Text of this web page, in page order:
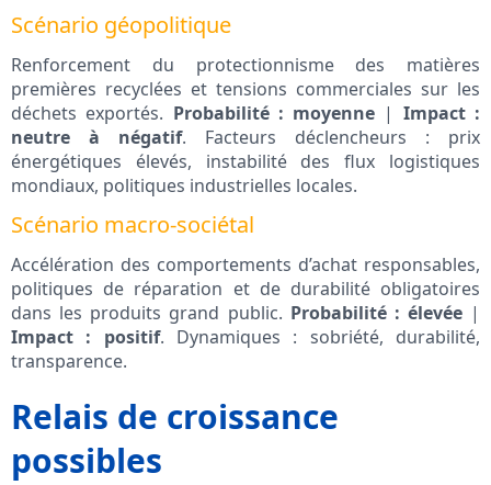
Scénario géopolitique
Renforcement du protectionnisme des matières
premières recyclées et tensions commerciales sur les
déchets exportés. Probabilité : moyenne | Impact :
neutre à négatif. Facteurs déclencheurs : prix
énergétiques élevés, instabilité des flux logistiques
mondiaux, politiques industrielles locales.
Scénario macro-sociétal
Accélération des comportements d’achat responsables,
politiques de réparation et de durabilité obligatoires
dans les produits grand public. Probabilité : élevée|
Impact : positif. Dynamiques : sobriété, durabilité,
transparence.
Relais de croissance
possibles